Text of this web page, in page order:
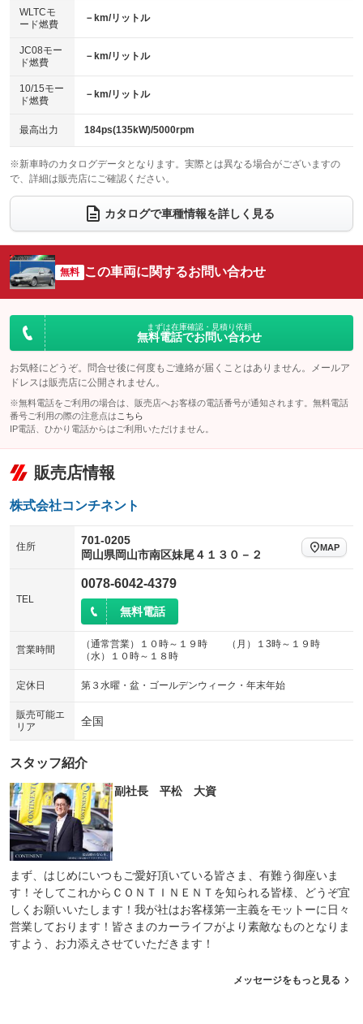
センターデフロック
：装備なし
電動格納ミラー
：装備あり
エアロ
：装備なし
ローダウン
：装備なし
ベンチシート
：装備なし
チップアップシート
：装備なし
電動格納サードシート
：装備なし シートヒーター
：装備あり
ウォークスルー
電動リアゲート フロントカメラ
：装備なし
シートエアコン
：装備なし 全周囲カメラ
：装備なし
サイドカメラ
：装備なし ルーフレール
：装備なし
エアサスペンション ヘッドライトウォッシャー
WLTCモ
ード燃費
－km/リットル
JC08モー
ド燃費
－km/リットル
10/15モー
ド燃費
－km/リットル
最高出力 184ps(135kW)/5000rpm
※新車時のカタログデータとなります。実際とは異なる場合がございますの
で、詳細は販売店にご確認ください。
カタログで車種情報を詳しく見る
無料 この車両に関するお問い合わせ
まずは在庫確認・見積り依頼
無料電話でお問い合わせ
お気軽にどうぞ。問合せ後に何度もご連絡が届くことはありません。メールア
ドレスは販売店に公開されません。
※無料電話をご利用の場合は、販売店へお客様の電話番号が通知されます。無料電話
番号ご利用の際の注意点は こちら
IP電話、ひかり電話からはご利用いただけません。
販売店情報
株式会社コンチネント
住所
701-0205
岡山県岡山市南区妹尾４１３０－２
MAP
TEL
0078-6042-4379
無料電話
営業時間
（通常営業）１０時～１９時 （月）１3時～１９時
（水）１０時～１８時
定休日 第３水曜・盆・ゴールデンウィーク・年末年始
販売可能エ
リア
全国
スタッフ紹介
副社長 平松 大資
まず、はじめにいつもご愛好頂いている皆さま、有難う御座いま
す！そしてこれからＣＯＮＴＩＮＥＮＴを知られる皆様、どうぞ宜
しくお願いいたします！我が社はお客様第一主義をモットーに日々
営業しております！皆さまのカーライフがより素敵なものとなりま
すよう、お力添えさせていただきます！
メッセージをもっと見る